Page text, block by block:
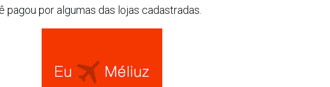
por algumas das lojas cadastradas.